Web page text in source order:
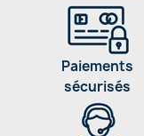
Paiements
sécurisés